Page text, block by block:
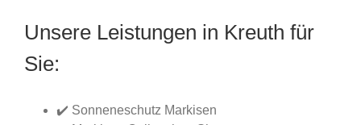
Unsere Leistungen in Kreuth für
Sie:
✔️ Sonneneschutz Markisen